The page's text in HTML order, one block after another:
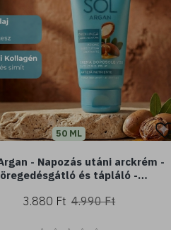
50 ML
- Napozás utáni arckrém -
öregedésgátló és tápláló -
minden bőrtípusra
3.880 Ft 4.990 Ft